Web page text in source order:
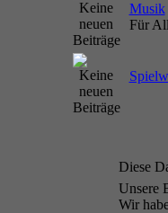
Musik
Für
Diese
Unsere
Wir